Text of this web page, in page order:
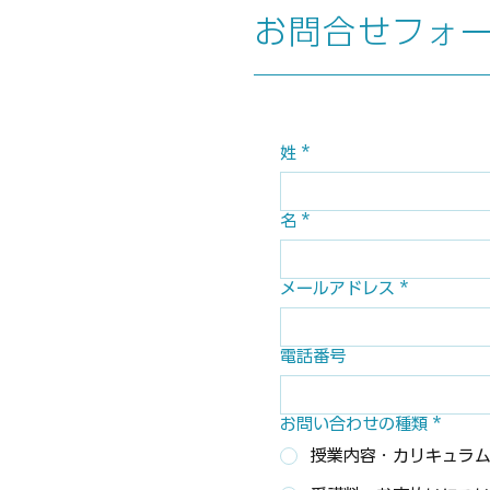
お問合せフォ
姓 *
名 *
メールアドレス *
電話番号
お問い合わせの種類 *
授業内容・カリキュラ